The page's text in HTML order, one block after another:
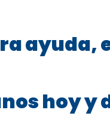
ayuda,
hoy